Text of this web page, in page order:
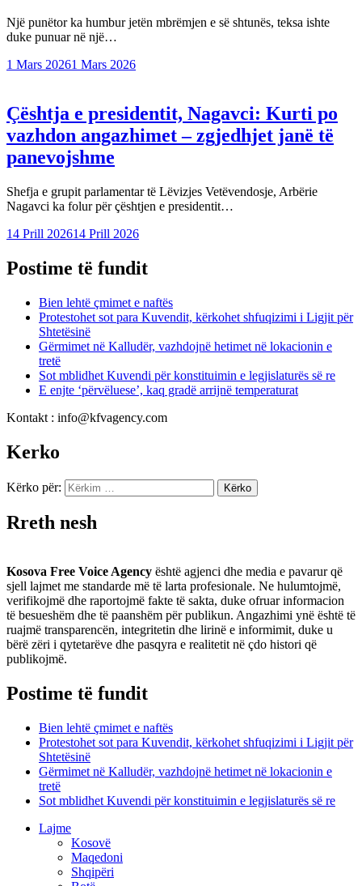
Një punëtor ka humbur jetën mbrëmjen e së shtunës, teksa ishte
duke punuar në një…
1 Mars 20261 Mars 2026
Çështja e presidentit, Nagavci: Kurti po
vazhdon angazhimet – zgjedhjet janë të
panevojshme
Shefja e grupit parlamentar të Lëvizjes Vetëvendosje, Arbërie
Nagavci ka folur për çështjen e presidentit…
14 Prill 202614 Prill 2026
Postime të fundit
Bien lehtë çmimet e naftës
Protestohet sot para Kuvendit, kërkohet shfuqizimi i Ligjit për
Shtetësinë
Gërmimet në Kalludër, vazhdojnë hetimet në lokacionin e
tretë
Sot mblidhet Kuvendi për konstituimin e legjislaturës së re
E enjte ‘përvëluese’, kaq gradë arrijnë temperaturat
Kontakt : info@kfvagency.com
Kerko
Kërko për:
Rreth nesh
Kosova Free Voice Agency është agjenci dhe media e pavarur që
sjell lajmet me standarde më të larta profesionale. Ne hulumtojmë,
verifikojmë dhe raportojmë fakte të sakta, duke ofruar informacion
të besueshëm dhe të paanshëm për publikun. Angazhimi ynë është të
ruajmë transparencën, integritetin dhe lirinë e informimit, duke u
bërë zëri i qytetarëve dhe pasqyra e realitetit në çdo histori që
publikojmë.
Postime të fundit
Bien lehtë çmimet e naftës
Protestohet sot para Kuvendit, kërkohet shfuqizimi i Ligjit për
Shtetësinë
Gërmimet në Kalludër, vazhdojnë hetimet në lokacionin e
tretë
Sot mblidhet Kuvendi për konstituimin e legjislaturës së re
Lajme
Kosovë
Maqedoni
Shqipëri